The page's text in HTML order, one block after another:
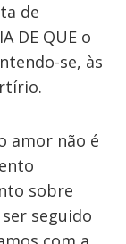
de
DE QUE o
se, às
amor não é
sobre
seguido